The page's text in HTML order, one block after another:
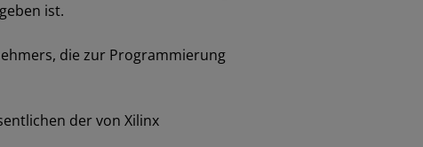
ist.
die zur Programmierung
der von Xilinx